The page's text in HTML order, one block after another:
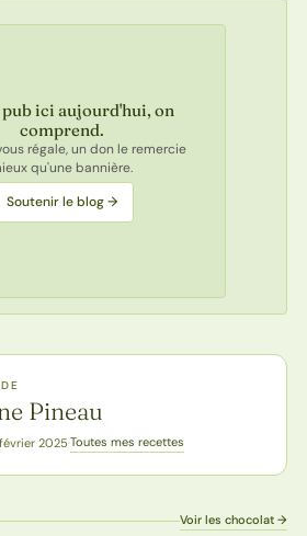
pub ici aujourd'hui, on
comprend.
régale, un don le remercie
qu'une bannière.
Soutenir le blog →
Pineau
2025·Toutes mes recettes
Voir les chocolat →